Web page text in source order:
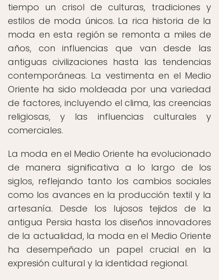
tiempo un crisol de culturas, tradiciones y
estilos de moda únicos. La rica historia de la
moda en esta región se remonta a miles de
años, con influencias que van desde las
antiguas civilizaciones hasta las tendencias
contemporáneas. La vestimenta en el Medio
Oriente ha sido moldeada por una variedad
de factores, incluyendo el clima, las creencias
religiosas, y las influencias culturales y
comerciales.
La moda en el Medio Oriente ha evolucionado
de manera significativa a lo largo de los
siglos, reflejando tanto los cambios sociales
como los avances en la producción textil y la
artesanía. Desde los lujosos tejidos de la
antigua Persia hasta los diseños innovadores
de la actualidad, la moda en el Medio Oriente
ha desempeñado un papel crucial en la
expresión cultural y la identidad regional.